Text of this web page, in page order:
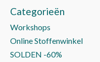
Categorieën
Workshops
Online Stoffenwinkel
SOLDEN -60%